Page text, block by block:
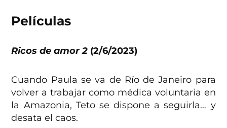
Películas
Ricos de amor 2 (2/6/2023)
Cuando Paula se va de Río de Janeiro para
volver a trabajar como médica voluntaria en
la Amazonia, Teto se dispone a seguirla… y
desata el caos.